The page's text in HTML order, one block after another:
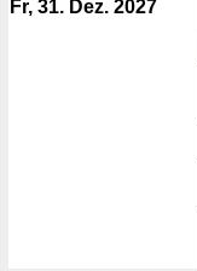
Fr, 31. Dez. 2027